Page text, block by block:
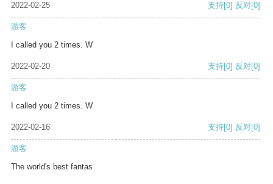
2022-02-25 支持[0] 反对[0]
游客
I called you 2 times. W
2022-02-20 支持[0] 反对[0]
游客
I called you 2 times. W
2022-02-16 支持[0] 反对[0]
游客
The world's best fantas